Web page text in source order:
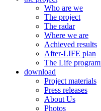
Who are we
The project
The radar
Where we are
Achieved results
After-LIFE plan
The Life
download
Project materials
Press releases
About Us
Photos